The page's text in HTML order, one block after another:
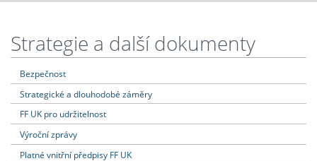
Strategie a další dokumenty
Bezpečnost
Strategické a dlouhodobé záměry
FF UK pro udržitelnost
Výroční zprávy
Platné vnitřní předpisy FF UK